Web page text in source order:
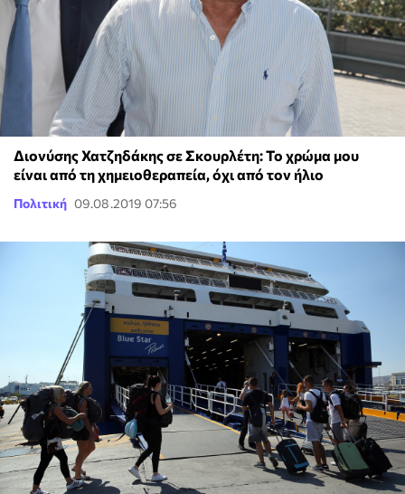
Διονύσης Χατζηδάκης σε Σκουρλέτη: Το χρώμα μου
είναι από τη χημειοθεραπεία, όχι από τον ήλιο
Πολιτική 09.08.2019 07:56